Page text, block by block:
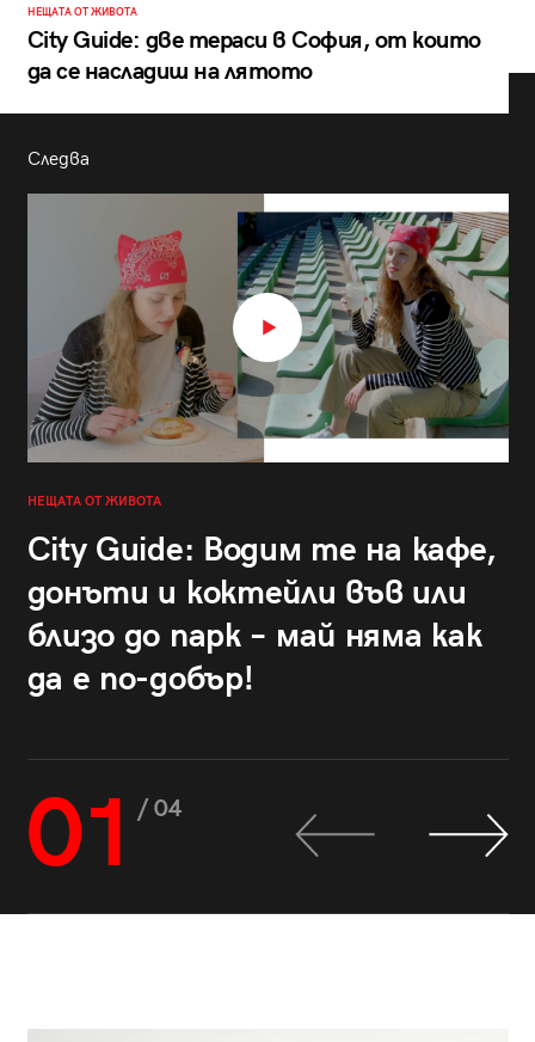
НЕЩАТА ОТ ЖИВОТА
City Guide: две тераси в София, от които
да се насладиш на лятото
Следва
НЕЩАТА ОТ ЖИВОТА
City Guide: Водим те на кафе,
донъти и коктейли във или
близо до парк – май няма как
да е по-добър!
01 / 04